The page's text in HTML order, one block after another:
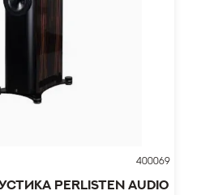
400069
Perlisten Audio